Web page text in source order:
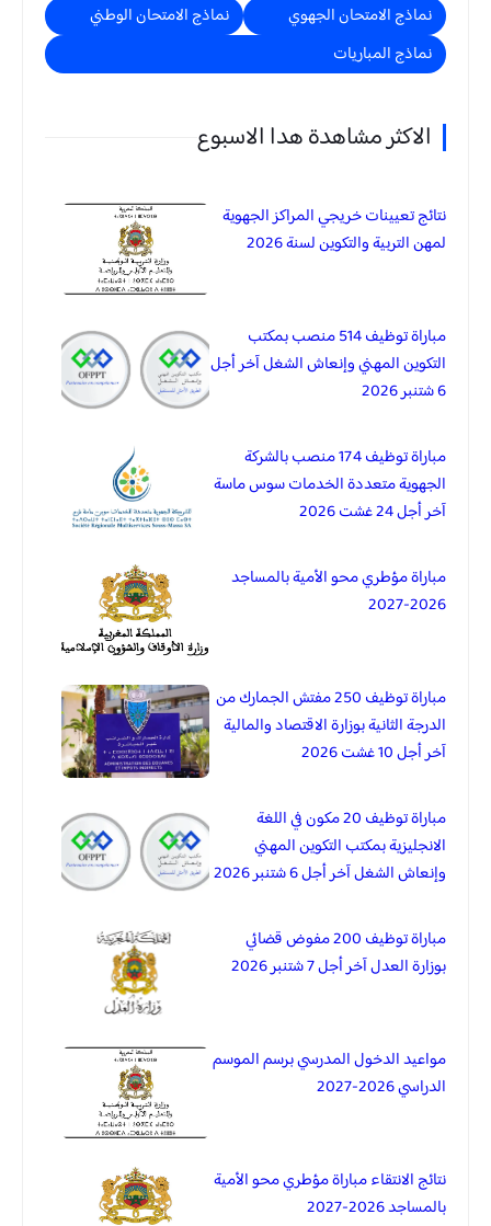
نماذج الامتحان الجهوي
نماذج الامتحان الوطني
نماذج المباريات
الاكثر مشاهدة هدا الاسبوع
نتائج تعيينات خريجي المراكز الجهوية
لمهن التربية والتكوين لسنة 2026
مباراة توظيف 514 منصب بمكتب
التكوين المهني وإنعاش الشغل آخر أجل
6 شتنبر 2026
مباراة توظيف 174 منصب بالشركة
الجهوية متعددة الخدمات سوس ماسة
آخر أجل 24 غشت 2026
مباراة مؤطري محو الأمية بالمساجد
2026-2027
مباراة توظيف 250 مفتش الجمارك من
الدرجة الثانية بوزارة الاقتصاد والمالية
آخر أجل 10 غشت 2026
مباراة توظيف 20 مكون في اللغة
الانجليزية بمكتب التكوين المهني
وإنعاش الشغل آخر أجل 6 شتنبر 2026
مباراة توظيف 200 مفوض قضائي
بوزارة العدل آخر أجل 7 شتنبر 2026
مواعيد الدخول المدرسي برسم الموسم
الدراسي 2026-2027
نتائج الانتقاء مباراة مؤطري محو الأمية
بالمساجد 2026-2027